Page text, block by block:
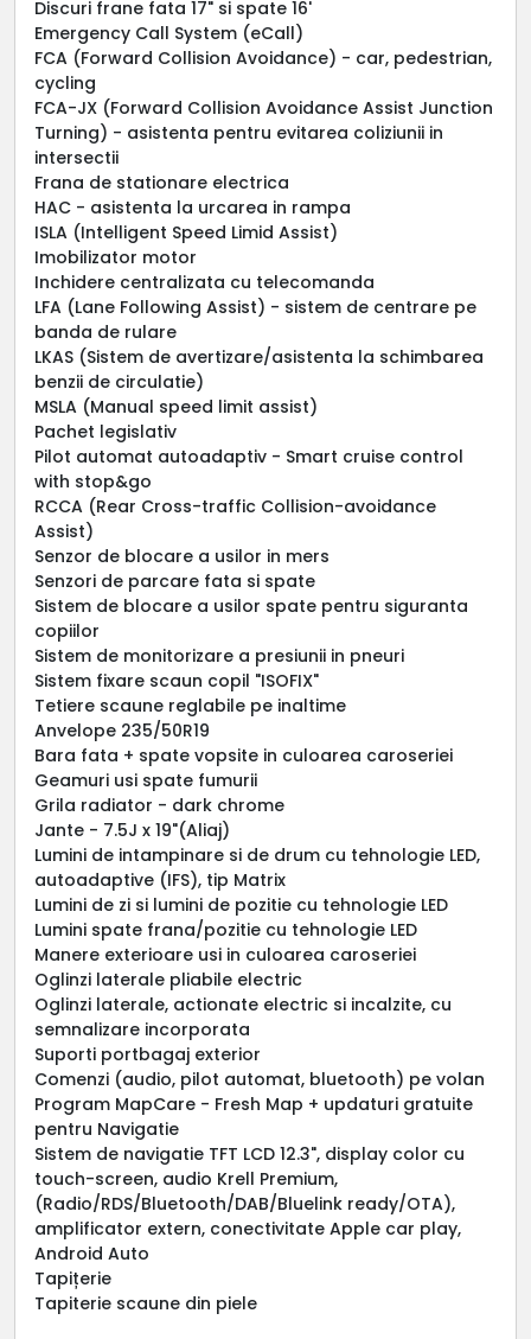
Discuri frane fata 17" si spate 16'
Emergency Call System (eCall)
FCA (Forward Collision Avoidance) - car, pedestrian,
cycling
FCA-JX (Forward Collision Avoidance Assist Junction
Turning) - asistenta pentru evitarea coliziunii in
intersectii
Frana de stationare electrica
HAC - asistenta la urcarea in rampa
ISLA (Intelligent Speed Limid Assist)
Imobilizator motor
Inchidere centralizata cu telecomanda
LFA (Lane Following Assist) - sistem de centrare pe
banda de rulare
LKAS (Sistem de avertizare/asistenta la schimbarea
benzii de circulatie)
MSLA (Manual speed limit assist)
Pachet legislativ
Pilot automat autoadaptiv - Smart cruise control
with stop&go
RCCA (Rear Cross-traffic Collision-avoidance
Assist)
Senzor de blocare a usilor in mers
Senzori de parcare fata si spate
Sistem de blocare a usilor spate pentru siguranta
copiilor
Sistem de monitorizare a presiunii in pneuri
Sistem fixare scaun copil "ISOFIX"
Tetiere scaune reglabile pe inaltime
Anvelope 235/50R19
Bara fata + spate vopsite in culoarea caroseriei
Geamuri usi spate fumurii
Grila radiator - dark chrome
Jante - 7.5J x 19"(Aliaj)
Lumini de intampinare si de drum cu tehnologie LED,
autoadaptive (IFS), tip Matrix
Lumini de zi si lumini de pozitie cu tehnologie LED
Lumini spate frana/pozitie cu tehnologie LED
Manere exterioare usi in culoarea caroseriei
Oglinzi laterale pliabile electric
Oglinzi laterale, actionate electric si incalzite, cu
semnalizare incorporata
Suporti portbagaj exterior
Comenzi (audio, pilot automat, bluetooth) pe volan
Program MapCare - Fresh Map + updaturi gratuite
pentru Navigatie
Sistem de navigatie TFT LCD 12.3", display color cu
touch-screen, audio Krell Premium,
(Radio/RDS/Bluetooth/DAB/Bluelink ready/OTA),
amplificator extern, conectivitate Apple car play,
Android Auto
Tapițerie
Tapiterie scaune din piele